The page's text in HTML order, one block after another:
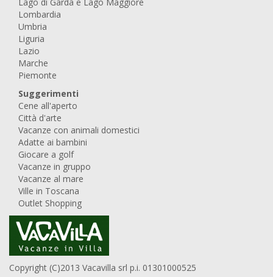
Lombardia
Umbria
Liguria
Lazio
Marche
Piemonte
Suggerimenti
Cene all'aperto
Città d'arte
Vacanze con animali domestici
Adatte ai bambini
Giocare a golf
Vacanze in gruppo
Vacanze al mare
Ville in Toscana
Outlet Shopping
Copyright (C)2013 Vacavilla srl p.i. 01301000525